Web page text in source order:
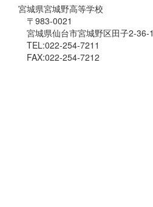
宮城県宮城野高等学校
〒983-0021
宮城県仙台市宮城野区田子2-36-1
TEL:022-254-7211
FAX:022-254-7212